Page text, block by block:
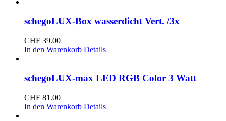
schegoLUX-Box wasserdicht Vert. /3x
CHF 39.00
In den Warenkorb Details
schegoLUX-max LED RGB Color 3 Watt
CHF 81.00
In den Warenkorb Details